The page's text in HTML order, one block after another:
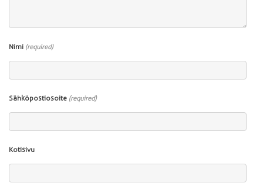
Nimi (required)
Sähköpostiosoite (required)
Kotisivu